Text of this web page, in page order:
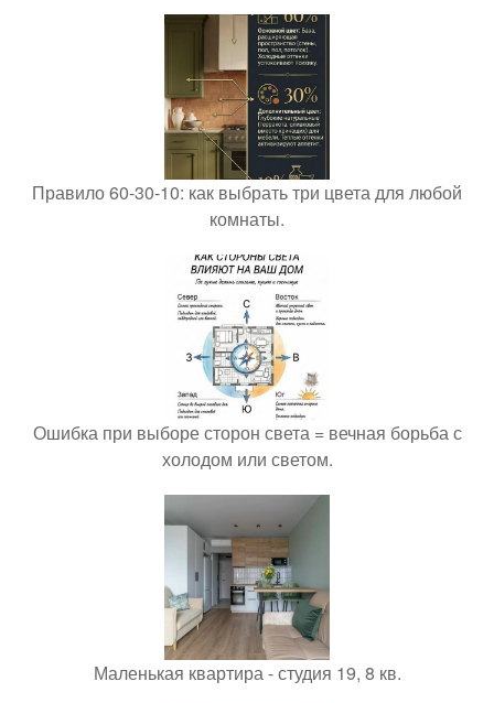
Правило 60-30-10: как выбрать три цвета для любой
комнаты.
Ошибка при выборе сторон света = вечная борьба с
холодом или светом.
Маленькая квартира - студия 19, 8 кв.